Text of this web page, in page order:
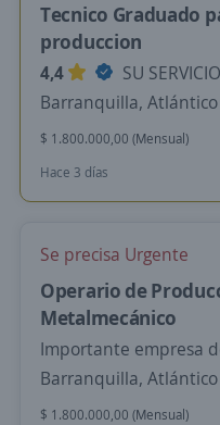
Tecnico Graduado
produccion
4,4
SU
Barranquilla, Atlántico
$ 1.800.000,00 (Mensual)
Hace 3 días
Se precisa Urgente
Operario de
Metalmecánico
Importante empresa
Barranquilla, Atlántico
$ 1.800.000,00 (Mensual)